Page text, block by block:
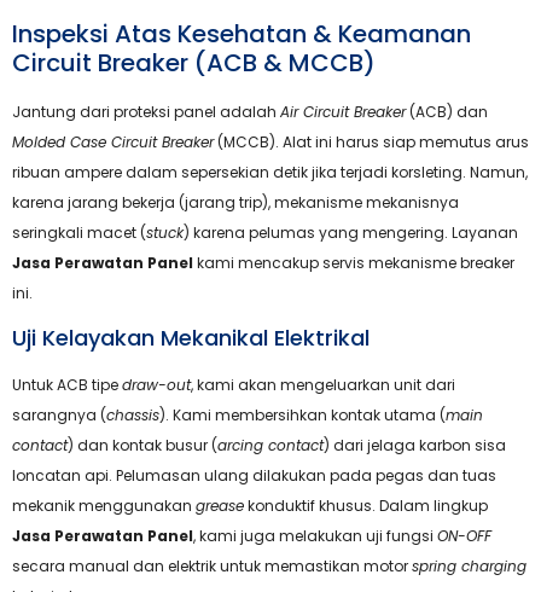
Inspeksi Atas Kesehatan & Keamanan
Circuit Breaker (ACB & MCCB)
Jantung dari proteksi panel adalah Air Circuit Breaker(ACB) dan
Molded Case Circuit Breaker(MCCB). Alat ini harus siap memutus arus
ribuan ampere dalam sepersekian detik jika terjadi korsleting. Namun,
karena jarang bekerja (jarang trip), mekanisme mekanisnya
seringkali macet (stuck) karena pelumas yang mengering. Layanan
Jasa Perawatan Panel kami mencakup servis mekanisme breaker
ini.
Uji Kelayakan Mekanikal Elektrikal
Untuk ACB tipedraw-out, kami akan mengeluarkan unit dari
sarangnya (chassis). Kami membersihkan kontak utama (main
contact) dan kontak busur (arcing contact) dari jelaga karbon sisa
loncatan api. Pelumasan ulang dilakukan pada pegas dan tuas
mekanik menggunakan greasekonduktif khusus. Dalam lingkup
Jasa Perawatan Panel, kami juga melakukan uji fungsi ON-OFF
secara manual dan elektrik untuk memastikan motorspring charging